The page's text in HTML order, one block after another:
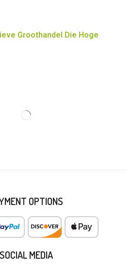
Groothandel Die Hoge
OPTIONS
SOCIAL MEDIA